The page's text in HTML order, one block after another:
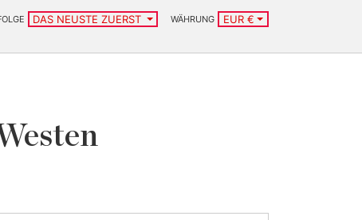
DAS NEUSTE ZUERST WÄHRUNG EUR €